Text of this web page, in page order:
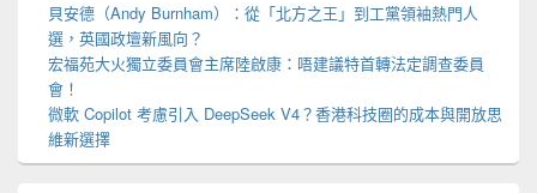
貝安德（Andy Burnham）：從「北方之王」到工黨領袖熱門人
選，英國政壇新風向？
宏福苑大火獨立委員會主席陸啟康：唔建議特首轉法定調查委員
會！
微軟 Copilot 考慮引入 DeepSeek V4？香港科技圈的成本與開放思
維新選擇